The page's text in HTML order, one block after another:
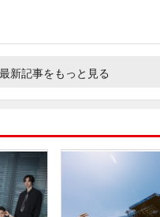
最新記事をもっと見る